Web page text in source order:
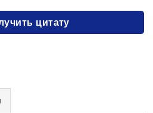
цитату